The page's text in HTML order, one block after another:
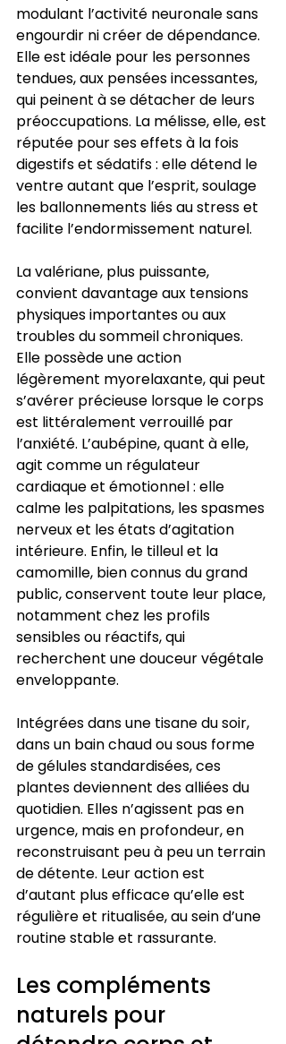
modulant l’activité neuronale sans
engourdir ni créer de dépendance.
Elle est idéale pour les personnes
tendues, aux pensées incessantes,
qui peinent à se détacher de leurs
préoccupations. La mélisse, elle, est
réputée pour ses effets à la fois
digestifs et sédatifs : elle détend le
ventre autant que l’esprit, soulage
les ballonnements liés au stress et
facilite l’endormissement naturel.
La valériane, plus puissante,
convient davantage aux tensions
physiques importantes ou aux
troubles du sommeil chroniques.
Elle possède une action
légèrement myorelaxante, qui peut
s’avérer précieuse lorsque le corps
est littéralement verrouillé par
l’anxiété. L’aubépine, quant à elle,
agit comme un régulateur
cardiaque et émotionnel : elle
calme les palpitations, les spasmes
nerveux et les états d’agitation
intérieure. Enfin, le tilleul et la
camomille, bien connus du grand
public, conservent toute leur place,
notamment chez les profils
sensibles ou réactifs, qui
recherchent une douceur végétale
enveloppante.
Intégrées dans une tisane du soir,
dans un bain chaud ou sous forme
de gélules standardisées, ces
plantes deviennent des alliées du
quotidien. Elles n’agissent pas en
urgence, mais en profondeur, en
reconstruisant peu à peu un terrain
de détente. Leur action est
d’autant plus efficace qu’elle est
régulière et ritualisée, au sein d’une
routine stable et rassurante.
Les compléments
naturels pour